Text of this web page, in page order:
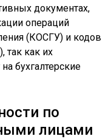
документах,
операций
(КОСГУ) и кодов
так как их
бухгалтерские
по
лицами